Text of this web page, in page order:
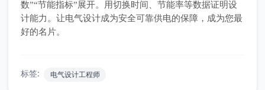
数”“节能指标”展开。用切换时间、节能率等数据证明设
计能力。让电气设计成为安全可靠供电的保障，成为您最
好的名片。
标签: 电气设计工程师